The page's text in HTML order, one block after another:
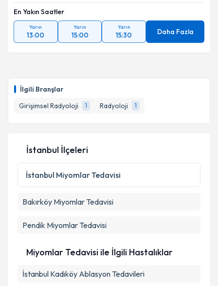
İlgili Branşlar
Girişimsel Radyoloji
1 Radyoloji 1
En Yakın Saatler
Yarın
13:00
Yarın
15:00
Yarın
15:30 Daha Fazla
İstanbul İlçeleri
İstanbul Miyomlar Tedavisi
Bakırköy Miyomlar Tedavisi
Pendik Miyomlar Tedavisi
Miyomlar Tedavisi ile İlgili Hastalıklar
İstanbul Kadıköy Ablasyon Tedavileri